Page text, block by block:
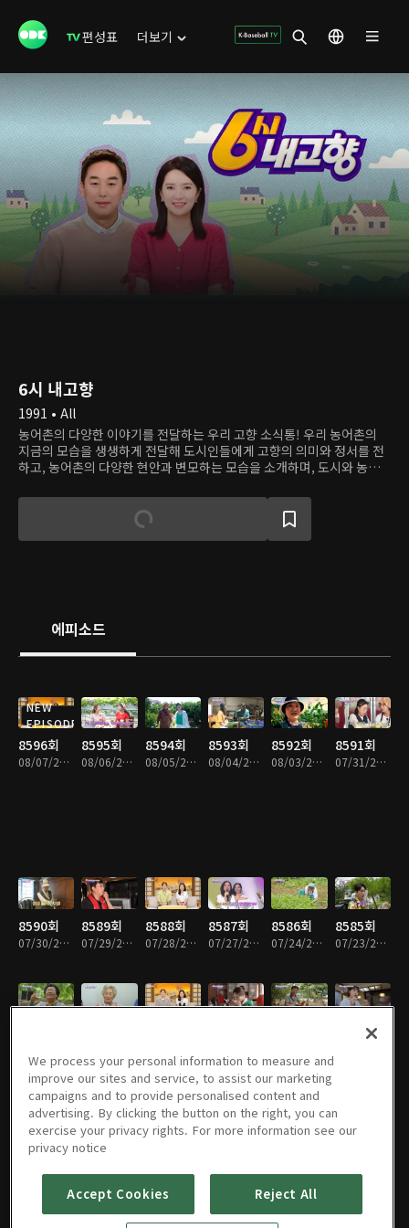
편성표 더보기
6시 내고향
1991 • All
농어촌의 다양한 이야기를 전달하는 우리 고향 소식통! 우리 농어촌의
지금의 모습을 생생하게 전달해 도시인들에게 고향의 의미와 정서를 전
하고, 농어촌의 다양한 현안과 변모하는 모습을 소개하며, 도시와 농어
에피소드
NEW
EPISODE
8596회
08/07/2026 • 59분
8595회
08/06/2026 • 59분
8594회
08/05/2026 • 58분
8593회
08/04/2026 • 58분
8592회
08/03/2026 • 59분
8591회
07/31/2026 • 58분
8590회
07/30/2026 • 59분
8589회
07/29/2026 • 58분
8588회
07/28/2026 • 59분
8587회
07/27/2026 • 59분
8586회
07/24/2026 • 59분
8585회
07/23/2026 • 59분
8579회
8578회
07/14/2026 • 58분
8577회 8576회 8575회 8574회 8573회
We process your personal information to measure and
improve our sites and service, to assist our marketing
campaigns and to provide personalised content and
advertising. By clicking the button on the right, you can
exercise your privacy rights. For more information see our
privacy notice
Accept Cookies Reject All